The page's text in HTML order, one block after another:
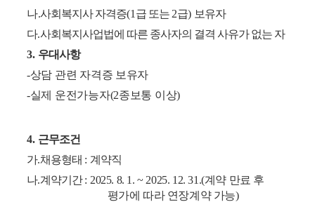
나.사회복지사 자격증(1 급 또는 2급) 보유자
다.사회복지사업법에 따른 종사자의 결격 사유가 없는 자
3. 우대사항
-상담 관련 자격증 보유자
-실제 운전가능자(2종보통 이상)
4. 근무조건
가.채용형태 : 계약직
나.계약기간: 2025. 8. 1. ~ 2025. 12. 31.(계약 만료 후
평가에 따라 연장계약 가능)